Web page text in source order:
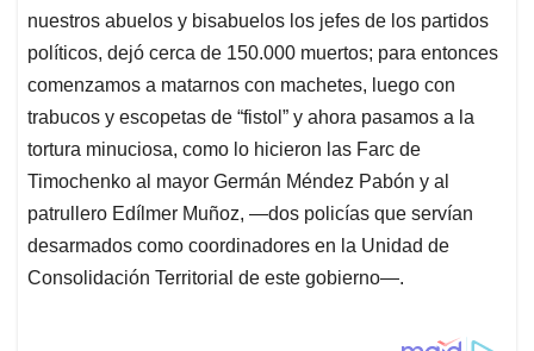
nuestros abuelos y bisabuelos los jefes de los partidos
políticos, dejó cerca de 150.000 muertos; para entonces
comenzamos a matarnos con machetes, luego con
trabucos y escopetas de “fistol” y ahora pasamos a la
tortura minuciosa, como lo hicieron las Farc de
Timochenko al mayor Germán Méndez Pabón y al
patrullero Edílmer Muñoz, —dos policías que servían
desarmados como coordinadores en la Unidad de
Consolidación Territorial de este gobierno—.